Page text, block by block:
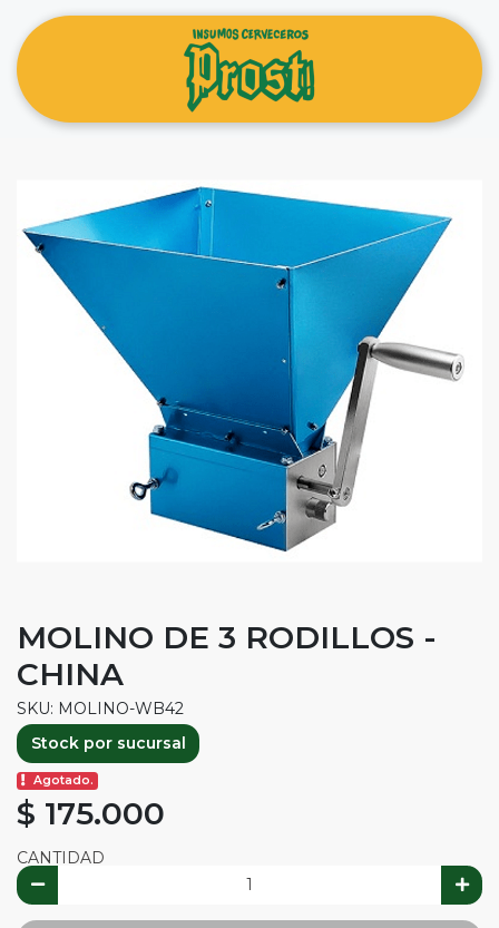
MOLINO DE 3 RODILLOS -
CHINA
SKU: MOLINO-WB42
Stock por sucursal
Agotado.
$ 175.000
CANTIDAD